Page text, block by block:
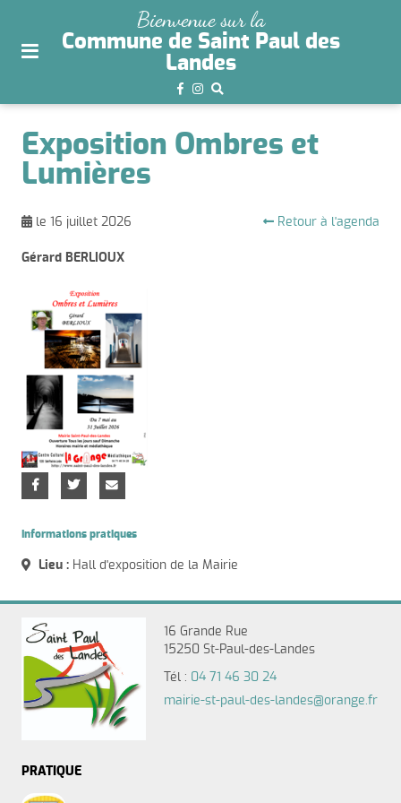
site
aller au
Bienvenue sur la
Commune de Saint Paul des
Landes
Exposition Ombres et
Lumières
le 16 juillet 2026 Retour à l'agenda
Gérard BERLIOUX
Informations pratiques
Lieu : Hall d'exposition de la Mairie
16 Grande Rue
15250 St-Paul-des-Landes
Tél : 04 71 46 30 24
mairie-st-paul-des-landes@orange.fr
PRATIQUE